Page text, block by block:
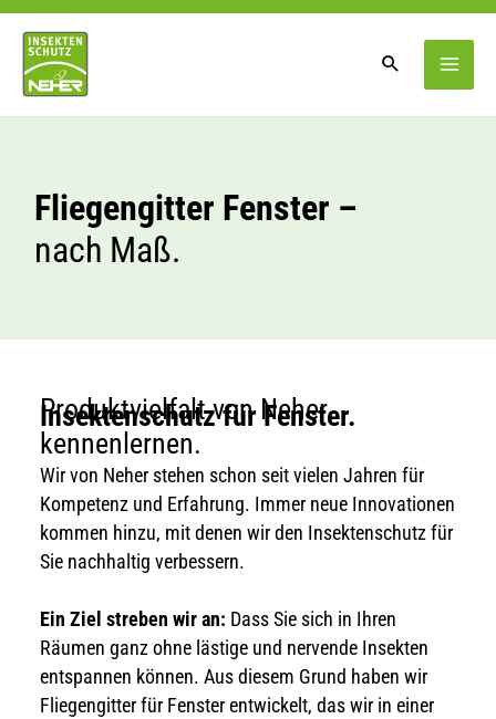
Zum
Inhalt
springen
Fliegengitter Fenster –
nach Maß.
Insektenschutz für Fenster.
Produktvielfalt von Neher
kennenlernen.
Wir von Neher stehen schon seit vielen Jahren für
Kompetenz und Erfahrung. Immer neue Innovationen
kommen hinzu, mit denen wir den Insektenschutz für
Sie nachhaltig verbessern.
Ein Ziel streben wir an: Dass Sie sich in Ihren
Räumen ganz ohne lästige und nervende Insekten
entspannen können. Aus diesem Grund haben wir
Fliegengitter für Fenster entwickelt, das wir in einer